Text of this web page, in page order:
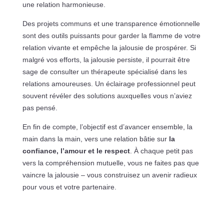
une relation harmonieuse.
Des projets communs et une transparence émotionnelle
sont des outils puissants pour garder la flamme de votre
relation vivante et empêche la jalousie de prospérer. Si
malgré vos efforts, la jalousie persiste, il pourrait être
sage de consulter un thérapeute spécialisé dans les
relations amoureuses. Un éclairage professionnel peut
souvent révéler des solutions auxquelles vous n’aviez
pas pensé.
En fin de compte, l’objectif est d’avancer ensemble, la
main dans la main, vers une relation bâtie sur la
confiance, l’amour et le respect. À chaque petit pas
vers la compréhension mutuelle, vous ne faites pas que
vaincre la jalousie – vous construisez un avenir radieux
pour vous et votre partenaire.